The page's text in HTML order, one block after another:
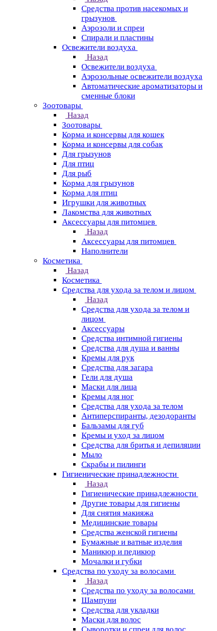
Средства против насекомых и
грызунов
Аэрозоли и спреи
Спирали и пластины
Освежители воздуха
Назад
Освежители воздуха
Аэрозольные освежители воздуха
Автоматические ароматизаторы и
сменные блоки
Зоотовары
Назад
Зоотовары
Корма и консервы для кошек
Корма и консервы для собак
Для грызунов
Для птиц
Для рыб
Корма для грызунов
Корма для птиц
Игрушки для животных
Лакомства для животных
Аксессуары для питомцев
Назад
Аксессуары для питомцев
Наполнители
Косметика
Назад
Косметика
Средства для ухода за телом и лицом
Назад
Средства для ухода за телом и
лицом
Аксессуары
Средства интимной гигиены
Средства для душа и ванны
Кремы для рук
Средства для загара
Гели для душа
Маски для лица
Кремы для ног
Средства для ухода за телом
Антиперспиранты, дезодоранты
Бальзамы для губ
Кремы и уход за лицом
Средства для бритья и депиляции
Мыло
Скрабы и пилинги
Гигиенические принадлежности
Назад
Гигиенические принадлежности
Другие товары для гигиены
Для снятия макияжа
Медицинские товары
Средства женской гигиены
Бумажные и ватные изделия
Маникюр и педикюр
Мочалки и губки
Средства по уходу за волосами
Назад
Средства по уходу за волосами
Шампуни
Средства для укладки
Маски для волос